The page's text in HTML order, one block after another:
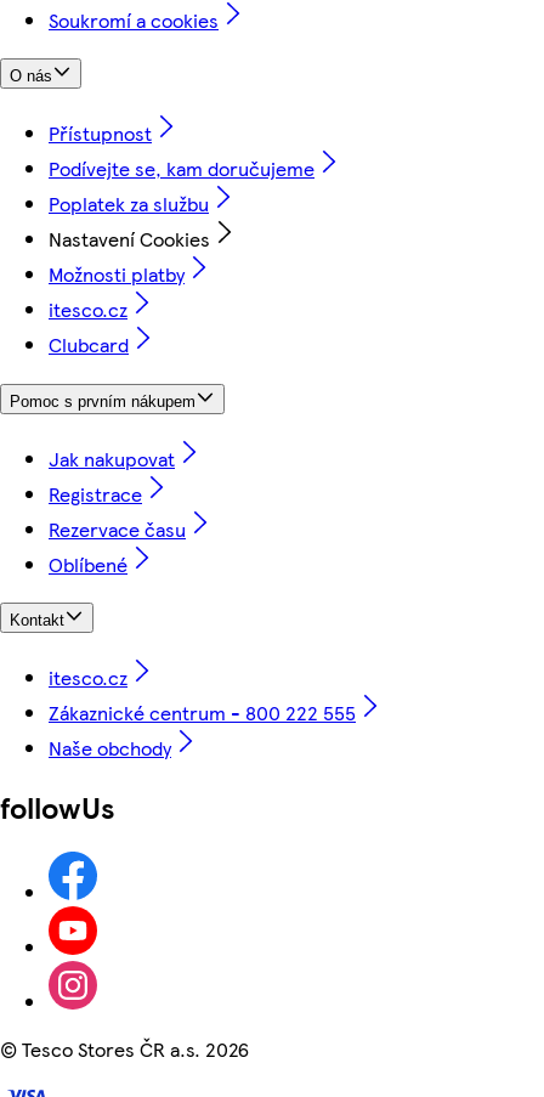
Soukromí a cookies
O nás
Přístupnost
Podívejte se, kam doručujeme
Poplatek za službu
Nastavení Cookies
Možnosti platby
itesco.cz
Clubcard
Pomoc s prvním nákupem
Jak nakupovat
Registrace
Rezervace času
Oblíbené
Kontakt
itesco.cz
Zákaznické centrum - 800 222 555
Naše obchody
followUs
©Tesco Stores ČR a.s. 2026